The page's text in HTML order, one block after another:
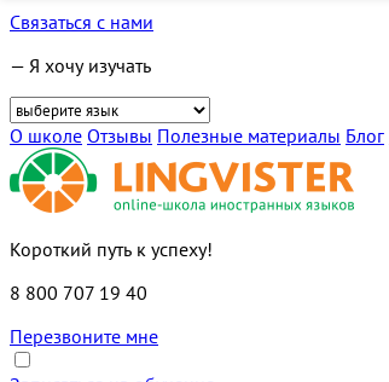
Связаться с нами
— Я хочу изучать
О школе Отзывы Полезные материалы Блог
Короткий путь к успеху!
8 800 707 19 40
Перезвоните мне